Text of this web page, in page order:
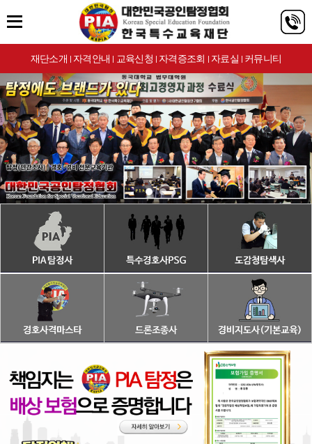
재단소개 | 자격안내 | 교육신청 | 자격증조회 | 자료실 | 커뮤니티